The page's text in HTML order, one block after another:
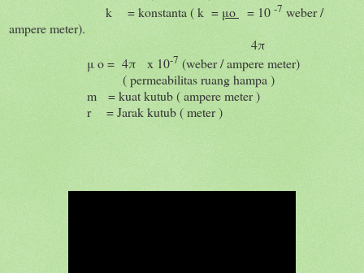
k
= konstanta ( k = μo = 10 -7 weber /
ampere meter).
4π
μ o = 4π x 10-7 (weber / ampere meter)
( permeabilitas ruang hampa )
m
= kuat kutub ( ampere meter )
r
= Jarak kutub ( meter )